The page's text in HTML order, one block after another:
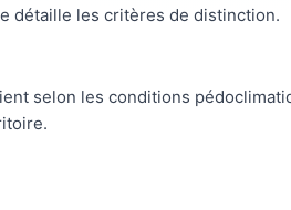
détaille les critères de distinction.
selon les conditions